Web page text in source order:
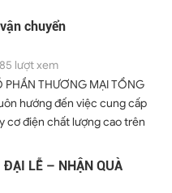
8h - 17h nhân viên chúng tôi
HÀNG TRÊN WEBSITE:
sản phẩm cần mua Bạn có thể
theo nhiều cách – Click
cần tìm kiếm để lựa chọn...
chuyển
lượt xem
PHẦN THƯƠNG MẠI TỔNG
hướng đến việc cung cấp
cơ điện chất lượng cao trên
tôi. Quý khách vui lòng
sách vận chuyển và giao
ĐẠI LỄ – NHẬN QUÀ